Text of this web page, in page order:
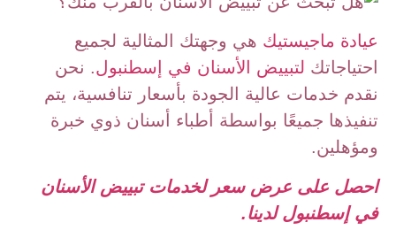
عيادة ماجيستيك هي وجهتك المثالية لجميع
احتياجاتك لتبييض الأسنان في إسطنبول. نحن
نقدم خدمات عالية الجودة بأسعار تنافسية، يتم
تنفيذها جميعًا بواسطة أطباء أسنان ذوي خبرة
ومؤهلين.
احصل على عرض سعر لخدمات تبييض الأسنان
في إسطنبول لدينا.